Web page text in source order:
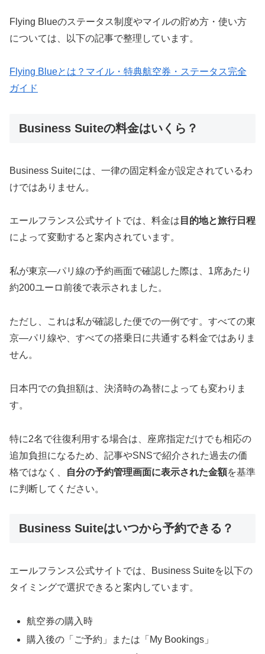
Flying Blueのステータス制度やマイルの貯め方・使い方
については、以下の記事で整理しています。
Flying Blueとは？マイル・特典航空券・ステータス完全
ガイド
Business Suiteの料金はいくら？
Business Suiteには、一律の固定料金が設定されているわ
けではありません。
エールフランス公式サイトでは、料金は 目的地と旅行日程
によって変動すると案内されています。
私が東京―パリ線の予約画面で確認した際は、1席あたり
約200ユーロ前後で表示されました。
ただし、これは私が確認した便での一例です。すべての東
京―パリ線や、すべての搭乗日に共通する料金ではありま
せん。
日本円での負担額は、決済時の為替によっても変わりま
す。
特に2名で往復利用する場合は、座席指定だけでも相応の
追加負担になるため、記事やSNSで紹介された過去の価
格ではなく、
自分の予約管理画面に表示された金額を基準
に判断してください。
Business Suiteはいつから予約できる？
エールフランス公式サイトでは、Business Suiteを以下の
タイミングで選択できると案内しています。
航空券の購入時
購入後の「ご予約」または「My Bookings」